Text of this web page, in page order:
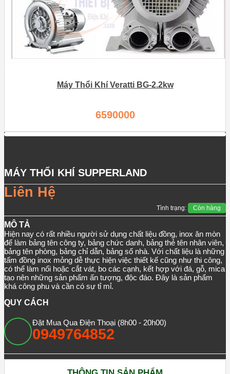
Máy Thổi Khí Veratti BG-2.2kw
6590000
MÁY THỔI KHÍ SUPPERLAND
Liên Hệ
Tình trạng: Còn hàng
MÔ TẢ
Hiện nay có rất nhiều người sử dụng chất liệu đồng, inox ăn mòn
để làm bảng tên công ty, bảng chức danh, bảng thẻ tên nhân viên,
bảng tên phòng, bảng chỉ dẫn, bảng số nhà. Với chất liệu là những
tấm đồng inox mỏng dễ thực hiện việc thiết kế cũng như thi công,
có thể làm nổi hoặc cắt vát, bo các cạnh, kết hợp với đá, gỗ, mica
tạo nên những sản phẩm ấn tượng, độc đáo. Đây là sản phẩm
khá công phu và cần có sự tỉ mỉ.
QUY CÁCH
Đặt Mua Qua Điện Thoại (8h00 - 20h00)
0949764852